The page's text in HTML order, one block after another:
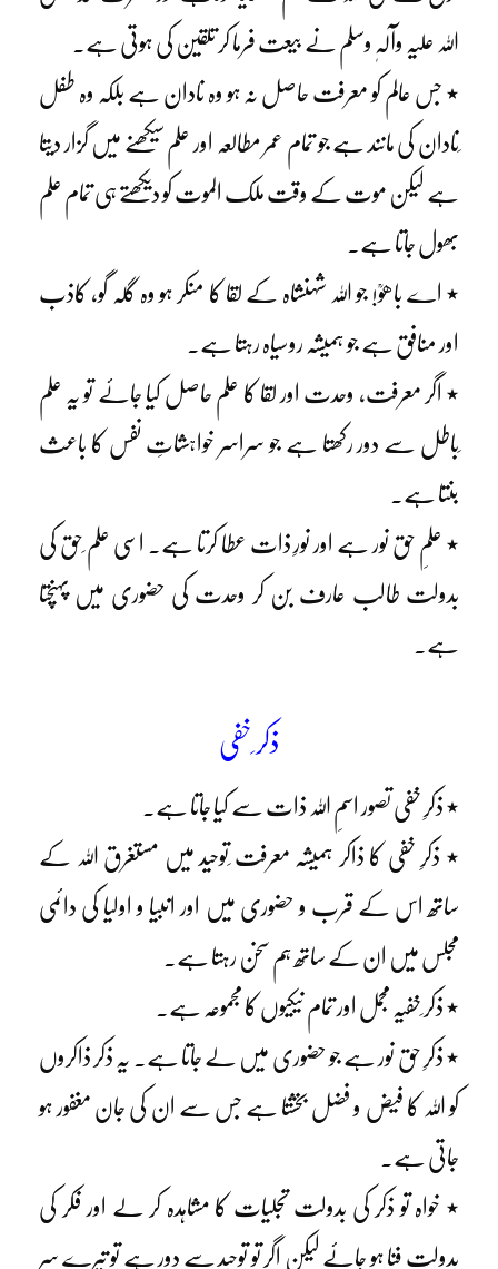
اللہ علیہ وآلہٖ وسلم نے بیعت فرما کر تلقین کی ہوتی ہے۔
٭ جس عالم کو معرفت حاصل نہ ہو وہ نادان ہے بلکہ وہ طفل
ِنادان کی مانند ہے جو تمام عمر مطالعہ اور علم سیکھنے میں گزار دیتا
ہے لیکن موت کے وقت ملک الموت کو دیکھتے ہی تمام علم
بھول جاتا ہے۔
٭ اے باھوؒ! جو اللہ شہنشاہ کے لقا کا منکر ہو وہ گلہ گو، کاذب
اور منافق ہے جو ہمیشہ روسیاہ رہتا ہے۔
٭ اگر معرفت، وحدت اور لقا کا علم حاصل کیا جائے تو یہ علم
ِباطل سے دور رکھتا ہے جو سراسر خواہشاتِ نفس کا باعث
بنتا ہے۔
٭ علمِ حق نور ہے اور نورِ ذات عطا کرتا ہے۔ اسی علم ِحق کی
بدولت طالب عارف بن کر وحدت کی حضوری میں پہنچتا
ہے۔
ذکر ِخفی
٭ ذکرِ خفی تصور اسمِ اللہ ذات سے کیا جاتا ہے۔
٭ ذکرِ خفی کا ذاکر ہمیشہ معرفت ِتوحید میں مستغرق اللہ کے
ساتھ اس کے قرب و حضوری میں اور انبیا و اولیا کی دائمی
مجلس میں ان کے ساتھ ہم سخن رہتا ہے۔
٭ ذکر ِخفیہ مجمل اور تمام نیکیوں کا مجموعہ ہے۔
٭ ذکرِ حق نور ہے جو حضوری میں لے جاتا ہے۔ یہ ذکر ذاکروں
کو اللہ کا فیض و فضل بخشتا ہے جس سے ان کی جان مغفور ہو
جاتی ہے۔
٭ خواہ تو ذکر کی بدولت تجلیات کا مشاہدہ کر لے اور فکر کی
بدولت فنا ہو جائے لیکن اگر تو توحید سے دور ہے تو تیرے سر